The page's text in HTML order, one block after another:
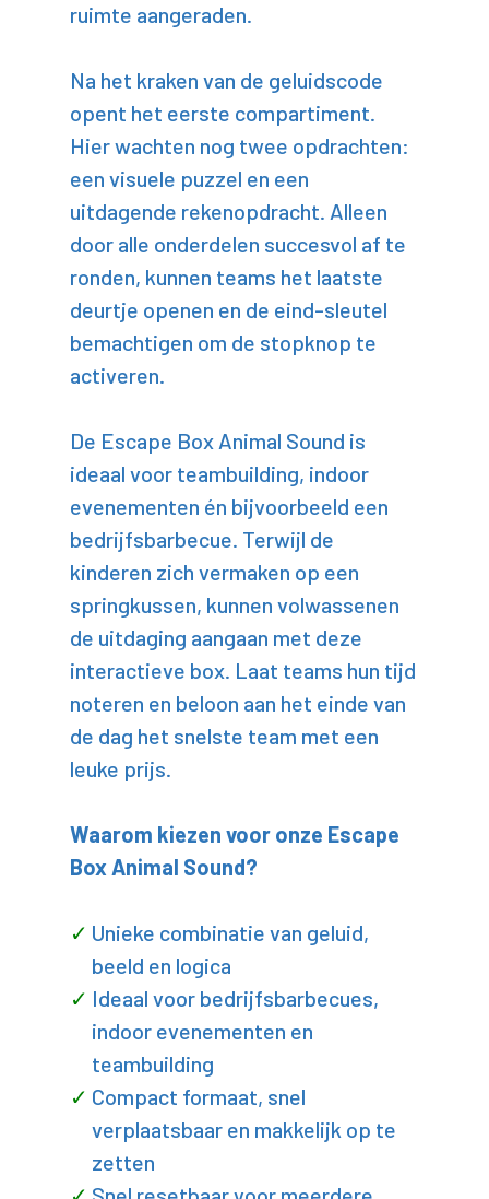
ruimte aangeraden.
Na het kraken van de geluidscode
opent het eerste compartiment.
Hier wachten nog twee opdrachten:
een visuele puzzel en een
uitdagende rekenopdracht. Alleen
door alle onderdelen succesvol af te
ronden, kunnen teams het laatste
deurtje openen en de eind-sleutel
bemachtigen om de stopknop te
activeren.
De Escape Box Animal Sound is
ideaal voor teambuilding, indoor
evenementen én bijvoorbeeld een
bedrijfsbarbecue. Terwijl de
kinderen zich vermaken op een
springkussen, kunnen volwassenen
de uitdaging aangaan met deze
interactieve box. Laat teams hun tijd
noteren en beloon aan het einde van
de dag het snelste team met een
leuke prijs.
Waarom kiezen voor onze Escape
Box Animal Sound?
Unieke combinatie van geluid,
beeld en logica
Ideaal voor bedrijfsbarbecues,
indoor evenementen en
teambuilding
Compact formaat, snel
verplaatsbaar en makkelijk op te
zetten